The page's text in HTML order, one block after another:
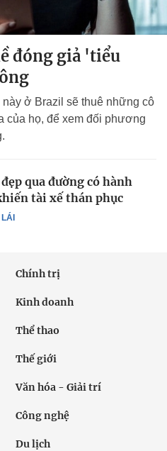
đóng giả 'tiểu
ở Brazil sẽ thuê những cô
của họ, để xem đối phương
qua đường có hành
tài xế thán phục
Chính trị
Kinh doanh
Thể thao
Thế giới
Văn hóa - Giải trí
Công nghệ
Du lịch